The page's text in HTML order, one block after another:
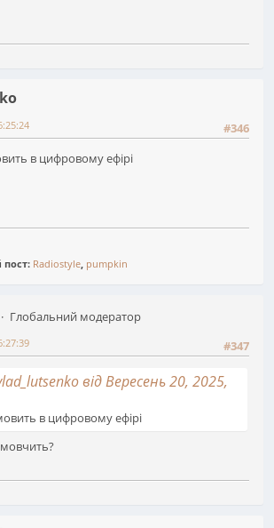
#346
в цифровому ефірі
пост: Radiostyle pumpkin
Глобальний модератор
#347
від Вересень 20, 2025,
в цифровому ефірі